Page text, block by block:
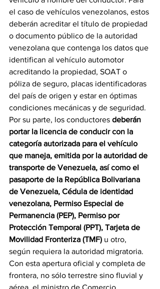
el caso de vehículos venezolanos, estos
deberán acreditar el título de propiedad
o documento público de la autoridad
venezolana que contenga los datos que
identifican al vehículo automotor
acreditando la propiedad, SOAT o
póliza de seguro, placas identificadoras
del país de origen y estar en óptimas
condiciones mecánicas y de seguridad.
Por su parte, los conductores deberán
portar la licencia de conducir con la
categoría autorizada para el vehículo
que maneja, emitida por la autoridad de
transporte de Venezuela, así como el
pasaporte de la República Bolivariana
de Venezuela, Cédula de identidad
venezolana, Permiso Especial de
Permanencia (PEP), Permiso por
Protección Temporal (PPT), Tarjeta de
Movilidad Fronteriza (TMF) u otro,
según requiera la autoridad migratoria.
Con esta apertura oficial y completa de
frontera, no sólo terrestre sino fluvial y
aérea, el ministro de Comercio,